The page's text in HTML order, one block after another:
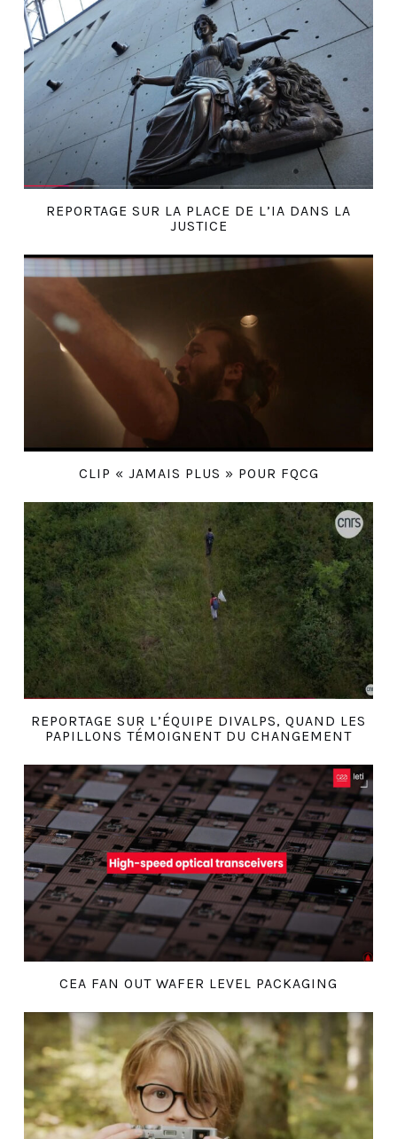
REPORTAGE SUR LA PLACE DE L’IA DANS LA
JUSTICE
CLIP « JAMAIS PLUS » POUR FQCG
REPORTAGE SUR L’ÉQUIPE DIVALPS, QUAND LES
PAPILLONS TÉMOIGNENT DU CHANGEMENT
CEA FAN OUT WAFER LEVEL PACKAGING